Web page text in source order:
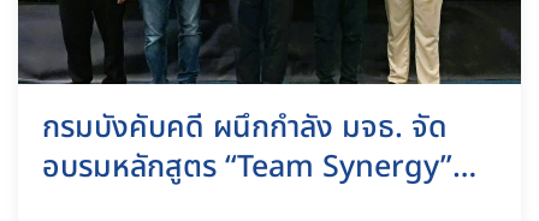
กรมบังคับคดี ผนึกกำลัง มจธ. จัด
อบรมหลักสูตร “Team Synergy”